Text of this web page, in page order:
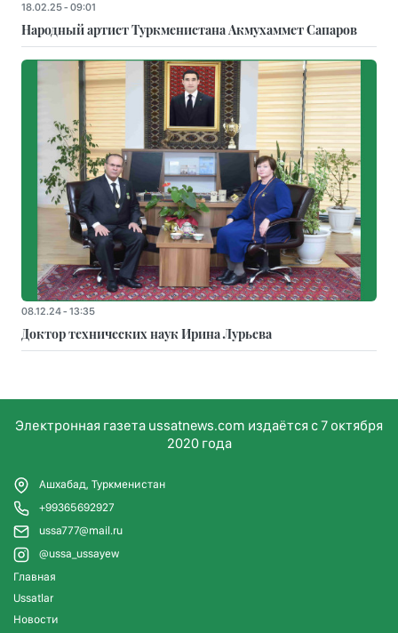
18.02.25 - 09:01
Народный артист Туркменистана Акмухаммет Сапаров
08.12.24 - 13:35
Доктор технических наук Ирина Лурьева
Электронная газета ussatnews.com издаётся с 7 октября
2020 года
Ашхабад, Туркменистан
+99365692927
ussa777@mail.ru
@ussa_ussayew
Главная
Ussatlar
Новости